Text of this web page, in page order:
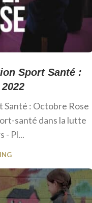
Sport Santé :
Santé : Octobre Rose
santé dans la lutte
- Pl...